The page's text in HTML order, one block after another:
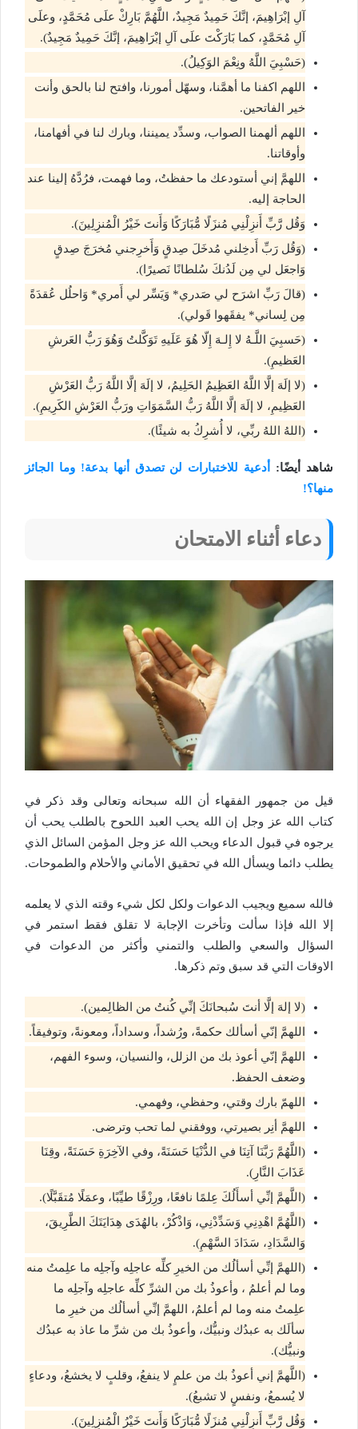
آلِ إبْرَاهِيمَ، إنَّكَ حَمِيدٌ مَجِيدٌ، اللَّهُمَّ بَارِكْ علَى مُحَمَّدٍ، وعلَى
آلِ مُحَمَّدٍ، كما بَارَكْتَ علَى آلِ إبْرَاهِيمَ، إنَّكَ حَمِيدٌ مَجِيدٌ).
(حَسْبِيَ اللَّهُ ونِعْمَ الوَكِيلُ).
اللهم اكفنا ما أهمَّنا، وسهّل أمورنا، وافتح لنا بالحق وأنت
خير الفاتحين.
اللهم ألهمنا الصواب، وسدِّد يميننا، وبارك لنا في أفهامنا،
وأوقاتنا.
اللهمَّ إني أستودعك ما حفظتُ، وما فهمت، فرُدَّهُ إلينا عند
الحاجة إليه.
وَقُل رَّبِّ أَنزِلْنِي مُنزَلًا مُّبَارَكًا وَأَنتَ خَيْرُ الْمُنزِلِينَ).
(وَقُل رَبِّ أَدخِلني مُدخَلَ صِدقٍ وَأَخرِجني مُخرَجَ صِدقٍ
وَاجعَل لي مِن لَدُنكَ سُلطانًا نَصيرًا).
(قالَ رَبِّ اشرَح لي صَدري* وَيَسِّر لي أَمري* وَاحلُل عُقدَةً
مِن لِساني* يفقَهوا قَولي).
(حَسبِيَ اللَّـهُ لا إِلـهَ إِلّا هُوَ عَلَيهِ تَوَكَّلتُ وَهُوَ رَبُّ العَرشِ
العَظيمِ).
(لا إلَهَ إلَّا اللَّهُ العَظِيمُ الحَلِيمُ، لا إلَهَ إلَّا اللَّهُ رَبُّ العَرْشِ
العَظِيمِ، لا إلَهَ إلَّا اللَّهُ رَبُّ السَّمَوَاتِ ورَبُّ العَرْشِ الكَرِيمِ).
(اللهُ اللهُ ربِّي، لا أُشرِكُ به شيئًا).
شاهد أيضًا:
أدعية للاختبارات لن تصدق أنها بدعة! وما الجائز
منها؟!
دعاء أثناء الامتحان
قيل من جمهور الفقهاء أن الله سبحانه وتعالى وقد ذكر في
كتاب الله عز وجل إن الله يحب العبد اللحوح بالطلب يحب أن
يرجوه في قبول الدعاء ويحب الله عز وجل المؤمن السائل الذي
يطلب دائما ويسأل الله في تحقيق الأماني والأحلام والطموحات.
فالله سميع ويجيب الدعوات ولكل لكل شيء وقته الذي لا يعلمه
إلا الله فإذا سألت وتأخرت الإجابة لا تقلق فقط استمر في
السؤال والسعي والطلب والتمني وأكثر من الدعوات في
الاوقات التي قد سبق وتم ذكرها.
(لا إلهَ إلَّا أنتَ سُبحانَكَ إنِّي كُنتُ من الظالِمين).
اللهمَّ إنّي أسألك حكمةً، ورُشداً، وسداداً، ومعونةً، وتوفيقاً.
اللهمَّ إنّي أعوذ بك من الزلل، والنسيان، وسوء الفهم،
وضعف الحفظ.
اللهمّ بارك وقتي، وحفظي، وفهمي.
اللهمَّ أنِر بصيرتي، ووفقني لما تحب وترضى.
(اللَّهُمَّ رَبَّنَا آتِنَا في الدُّنْيَا حَسَنَةً، وفي الآخِرَةِ حَسَنَةً، وقِنَا
عَذَابَ النَّارِ).
(اللَّهمَّ إنِّي أسأَلُكَ عِلمًا نافعًا، ورِزْقًا طيِّبًا، وعمَلًا مُتقَبَّلًا).
(اللَّهُمَّ اهْدِنِي وَسَدِّدْنِي، وَاذْكُرْ، بالهُدَى هِدَايَتَكَ الطَّرِيقَ،
وَالسَّدَادِ، سَدَادَ السَّهْمِ).
(اللهمَّ إنِّي أسألُك من الخيرِ كلِّه عاجلِه وآجلِه ما علِمتُ منه
وما لم أعلمُ ، وأعوذُ بك من الشرِّ كلِّه عاجلِه وآجلِه ما
علِمتُ منه وما لم أعلمُ، اللهمَّ إنِّي أسألُك من خيرِ ما
سألَك به عبدُك ونبيُّك، وأعوذُ بك من شرِّ ما عاذ به عبدُك
ونبيُّك).
(اللَّهمَّ إني أعوذُ بك من علمٍ لا ينفعُ، وقلبٍ لا يخشعُ، ودعاءٍ
لا يُسمعُ، ونفسٍ لا تشبعُ).
وَقُل رَّبِّ أَنزِلْنِي مُنزَلًا مُّبَارَكًا وَأَنتَ خَيْرُ الْمُنزِلِينَ).